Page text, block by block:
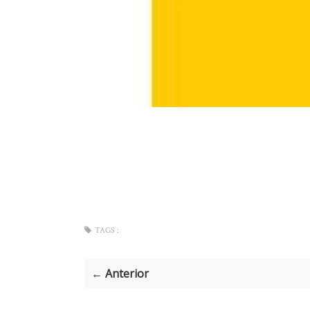
TAGS :
← Anterior